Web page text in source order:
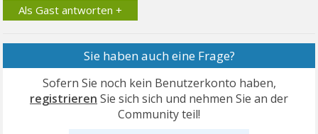
Als Gast antworten +
Sie haben auch eine Frage?
Sofern Sie noch kein Benutzerkonto haben,
registrieren Sie sich sich und nehmen Sie an der
Community teil!